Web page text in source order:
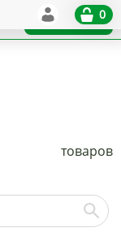
Установить
0
товаров